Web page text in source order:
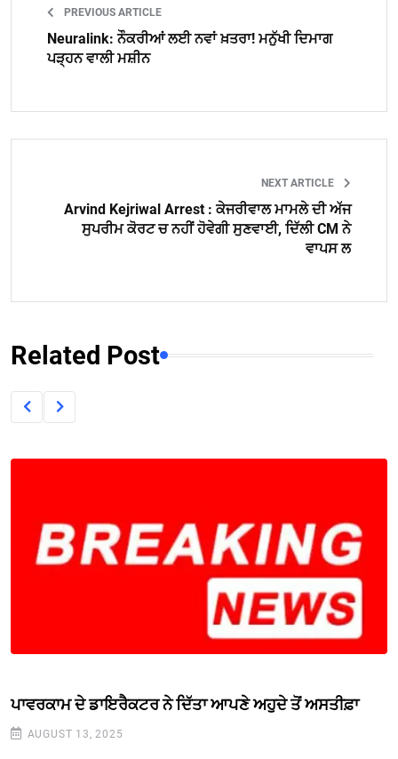
PREVIOUS ARTICLE
Neuralink: ਨੌਕਰੀਆਂ ਲਈ ਨਵਾਂ ਖ਼ਤਰਾ! ਮਨੁੱਖੀ ਦਿਮਾਗ
ਪੜ੍ਹਨ ਵਾਲੀ ਮਸ਼ੀਨ
NEXT ARTICLE
Arvind Kejriwal Arrest : ਕੇਜਰੀਵਾਲ ਮਾਮਲੇ ਦੀ ਅੱਜ
ਸੁਪਰੀਮ ਕੋਰਟ ਚ ਨਹੀਂ ਹੋਵੇਗੀ ਸੁਣਵਾਈ, ਦਿੱਲੀ CM ਨੇ
ਵਾਪਸ ਲ
Related Post
ਪਾਵਰਕਾਮ ਦੇ ਡਾਇਰੈਕਟਰ ਨੇ ਦਿੱਤਾ ਆਪਣੇ ਅਹੁਦੇ ਤੋਂ ਅਸਤੀਫ਼ਾ
AUGUST 13, 2025